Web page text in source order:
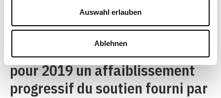
Auswahl erlauben
Ablehnen
dynamisme de la demande
intérieure.
Le Groupe d’experts prévoit
pour 2019 un affaiblissement
progressif du soutien fourni par